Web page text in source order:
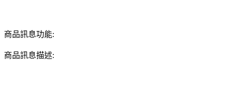
商品訊息功能:
商品訊息描述: